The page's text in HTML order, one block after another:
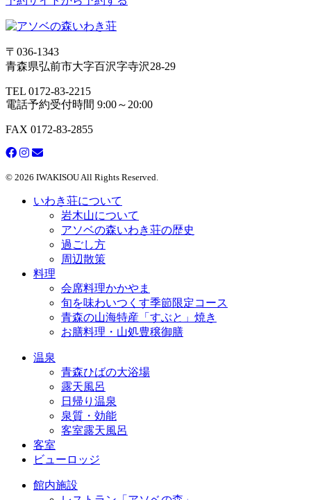
〒036-1343
青森県弘前市大字百沢字寺沢28-29
TEL 0172-83-2215
電話予約受付時間 9:00～20:00
FAX 0172-83-2855
© 2026 IWAKISOU All Rights Reserved.
いわき荘について
岩木山について
アソベの森いわき荘の歴史
過ごし方
周辺散策
料理
会席料理かかやま
旬を味わいつくす季節限定コース
青森の山海特産「すぶと」焼き
お膳料理・山処豊穣御膳
温泉
青森ひばの大浴場
露天風呂
日帰り温泉
泉質・効能
客室露天風呂
客室
ビューロッジ
館内施設